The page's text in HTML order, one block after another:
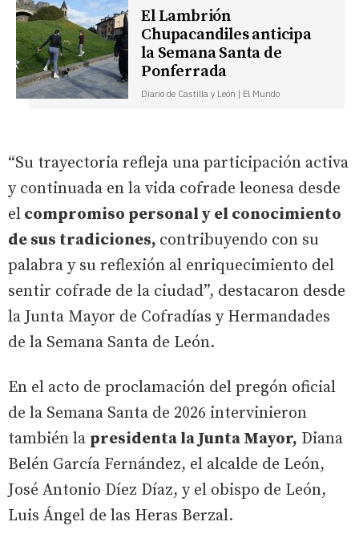
El Lambrión
Chupacandiles anticipa
la Semana Santa de
Ponferrada
Diario de Castilla y León | El Mundo
“Su trayectoria refleja una participación activa
y continuada en la vida cofrade leonesa desde
el compromiso personal y el conocimiento
de sus tradiciones, contribuyendo con su
palabra y su reflexión al enriquecimiento del
sentir cofrade de la ciudad”, destacaron desde
la Junta Mayor de Cofradías y Hermandades
de la Semana Santa de León.
En el acto de proclamación del pregón oficial
de la Semana Santa de 2026 intervinieron
también la presidenta la Junta Mayor, Diana
Belén García Fernández, el alcalde de León,
José Antonio Díez Díaz, y el obispo de León,
Luis Ángel de las Heras Berzal.